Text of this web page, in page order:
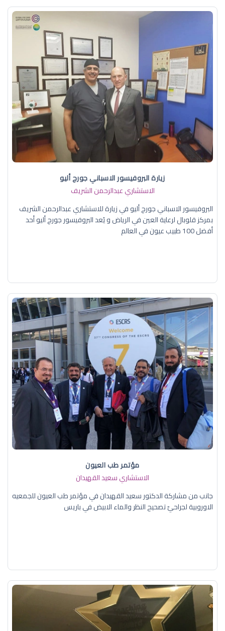
زيارة البروفيسور الاسباني جورج أليو
الاستشاري عبدالرحمن الشريف
البروفيسور الاسباني جورج أليو في زيارة للاستشاري عبدالرحمن الشريف
بمركز قلوبال لرعاية العين في الرياض و يُعد البروفيسور جورج أليو أحد
أفضل 100 طبيب عيون في العالم
مؤتمر طب العيون
الاستشاري سعيد القهيدان
جانب من مشاركة الدكتور سعيد القهيدان في مؤتمر طب العيون للجمعيه
الاوروبية لجراحيّ تصحيح النظر والماء الابيض في باريس